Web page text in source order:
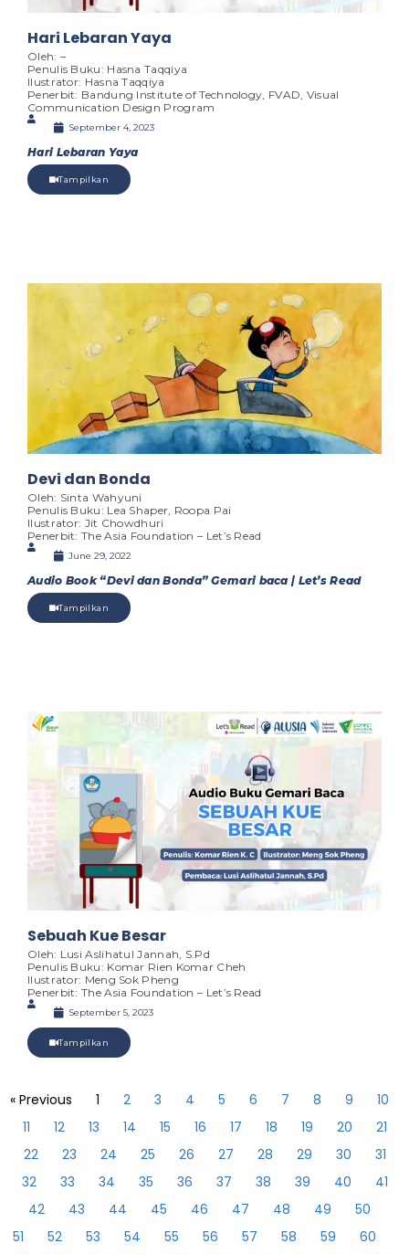
Hari Lebaran Yaya
Oleh: –
Penulis Buku: Hasna Taqqiya
Ilustrator: Hasna Taqqiya
Penerbit: Bandung Institute of Technology, FVAD, Visual
Communication Design Program
September 4, 2023
Hari Lebaran Yaya
Tampilkan
Devi dan Bonda
Oleh: Sinta Wahyuni
Penulis Buku: Lea Shaper, Roopa Pai
Ilustrator: Jit Chowdhuri
Penerbit: The Asia Foundation – Let’s Read
June 29, 2022
Audio Book “Devi dan Bonda” Gemari baca | Let’s Read
Tampilkan
Sebuah Kue Besar
Oleh: Lusi Aslihatul Jannah, S.Pd
Penulis Buku: Komar Rien Komar Cheh
Ilustrator: Meng Sok Pheng
Penerbit: The Asia Foundation – Let’s Read
September 5, 2023
Tampilkan
« Previous 1 2 3 4 5 6 7 8 9
10
11
12 13 14 15 16 17 18 19 20
21
22
23 24 25 26 27 28 29 30
31
32
33 34 35 36 37 38 39 40
41
42
43 44 45 46 47 48 49
50
51
52 53 54 55 56 57 58 59
60